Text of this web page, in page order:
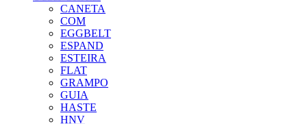
CANETA
COM
EGGBELT
ESPAND
ESTEIRA
FLAT
GRAMPO
GUIA
HASTE
HNV